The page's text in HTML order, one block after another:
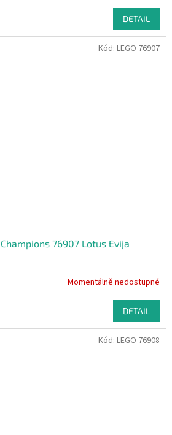
DETAIL
Champions 76907 Lotus Evija
Momentálně nedostupné
DETAIL
Kód: LEGO 76907
Kód: LEGO 76908